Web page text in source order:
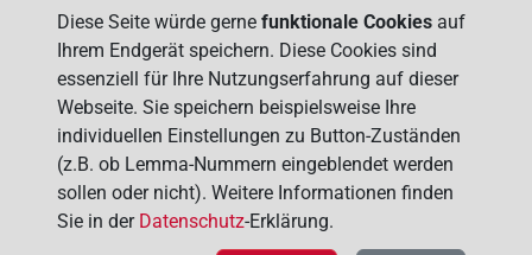
Alten Ägypten‟
ist Teil des von Bund und Ländern geförderten
, das der Erhaltung, Sicherung und
Vergegenwärtigung unseres kulturellen Erbes dient. Koordiniert wird
das Programm von derUnion der Deutschen Akademien der
Wissenschaften.
Diese Seite würde gerne funktionale Cookies auf
Ihrem Endgerät speichern. Diese Cookies sind
essenziell für Ihre Nutzungserfahrung auf dieser
Webseite. Sie speichern beispielsweise Ihre
individuellen Einstellungen zu Button-Zuständen
(z.B. ob Lemma-Nummern eingeblendet werden
sollen oder nicht). Weitere Informationen finden
Sie in der Datenschutz-Erklärung.